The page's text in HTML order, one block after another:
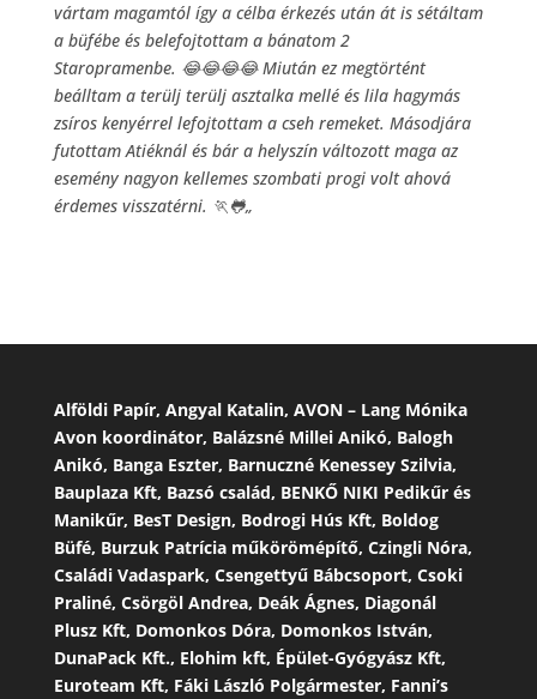
vártam magamtól így a célba érkezés után át is sétáltam
a büfébe és belefojtottam a bánatom 2
Staropramenbe. 😂😂😂😂Miután ez megtörtént
beálltam a terülj terülj asztalka mellé és lila hagymás
zsíros kenyérrel lefojtottam a cseh remeket. Másodjára
futottam Atiéknál és bár a helyszín változott maga az
esemény nagyon kellemes szombati progi volt ahová
érdemes visszatérni. 🏃🐸„
Alföldi Papír, Angyal Katalin, AVON – Lang Mónika
Avon koordinátor, Balázsné Millei Anikó, Balogh
Anikó, Banga Eszter, Barnuczné Kenessey Szilvia,
Bauplaza Kft, Bazsó család, BENKŐ NIKI Pedikűr és
Manikűr, BesT Design, Bodrogi Hús Kft, Boldog
Büfé, Burzuk Patrícia műkörömépítő, Czingli Nóra,
Családi Vadaspark, Csengettyű Bábcsoport, Csoki
Praliné, Csörgöl Andrea, Deák Ágnes, Diagonál
Plusz Kft, Domonkos Dóra, Domonkos István,
DunaPack Kft., Elohim kft, Épület-Gyógyász Kft,
Euroteam Kft, Fáki László Polgármester, Fanni’s